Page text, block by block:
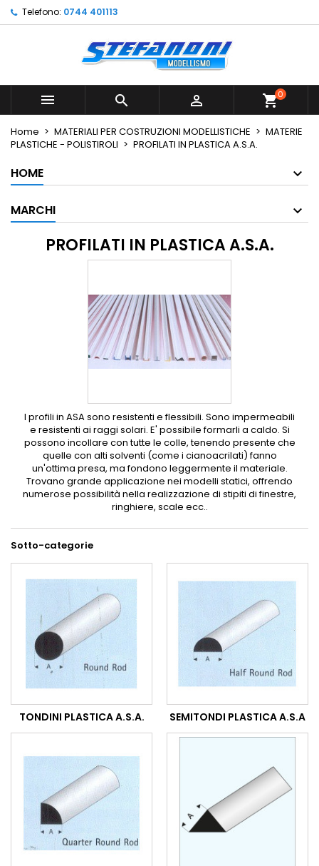
Telefono: 0744 401113
   shopping_cart0
Home MATERIALI PER COSTRUZIONI MODELLISTICHE
MATERIE
PLASTICHE - POLISTIROLI
PROFILATI IN PLASTICA A.S.A.
HOME
MARCHI
PROFILATI IN PLASTICA A.S.A.
I profili in ASA sono resistenti e flessibili. Sono impermeabili
e resistenti ai raggi solari. E' possibile formarli a caldo. Si
possono incollare con tutte le colle, tenendo presente che
quelle con alti solventi (come i cianoacrilati) fanno
un'ottima presa, ma fondono leggermente il materiale.
Trovano grande applicazione nei modelli statici, offrendo
numerose possibilità nella realizzazione di stipiti di finestre,
ringhiere, scale ecc..
Sotto-categorie
TONDINI PLASTICA A.S.A. SEMITONDI PLASTICA A.S.A
Le mie liste di desideri ×
Crea nuova lista
((modalTitle)) ×
((confirmMessage))
((cancelText)) ((modalDeleteText))
Crea lista dei desideri ×
Annulla Crea lista dei desideri
Accedi ×
Devi avere effettuato l'accesso per salvare dei